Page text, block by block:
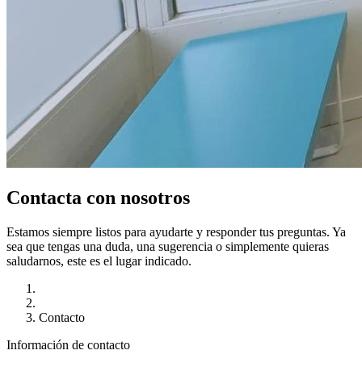
Contacta con nosotros
Estamos siempre listos para ayudarte y responder tus preguntas. Ya
sea que tengas una duda, una sugerencia o simplemente quieras
saludarnos, este es el lugar indicado.
Contacto
Información de contacto